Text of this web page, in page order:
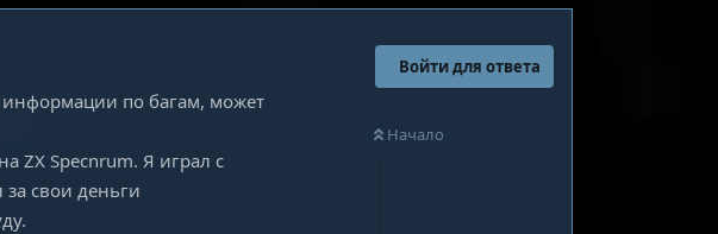
Войти для ответа
Начало
информации по багам, может
ZX Specnrum. Я играл с
за свои деньги